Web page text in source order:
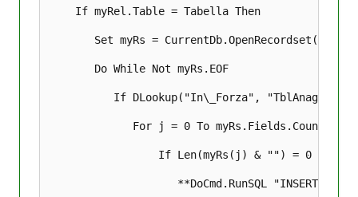
    If myRel.Table = Tabella Then
Set myRs =
       Do While Not myRs.EOF
If DLookup("In\_Forza",
             For j = 0 To myRs.Fields.Count - 1
                 If Len(myRs(j) & "") = 0 Then
**DoCmd.RunSQL "INSERT